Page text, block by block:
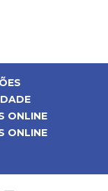
ONLINE
ONLINE